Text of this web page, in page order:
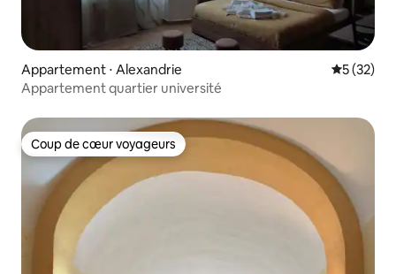
Appartement ⋅ Alexandrie
5 (32)
Appartement quartier université
Coup de cœur voyageurs
Coup de cœur voyageurs